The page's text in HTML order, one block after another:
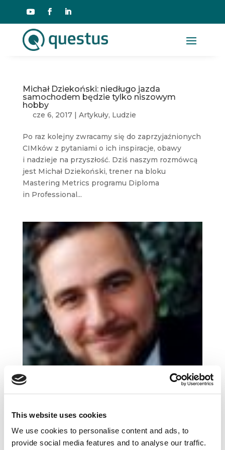
This website uses cookies
We use cookies to personalise content and ads, to
provide social media features and to analyse our traffic.
Michał Dziekoński: niedługo jazda
samochodem będzie tylko niszowym
hobby
cze 6, 2017| Artykuły, Ludzie
Po raz kolejny zwracamy się do zaprzyjaźnionych
CIMków z pytaniami o ich inspiracje, obawy
i nadzieje na przyszłość. Dziś naszym rozmówcą
jest Michał Dziekoński, trener na bloku
Mastering Metrics programu Diploma
in Professional...
korzysta?
cze 2, 2017 |Artykuły Trendy